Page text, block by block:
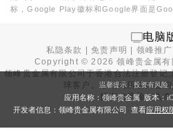
标，Google Play徽标和Google界面是
电脑
私隐条款 |免责声明 领峰推广
Copyright ©2026 领峰贵金属
领峰贵金属有限公司于香港合法注册登记,
球客户。本站内所有内容
投资有风险，入
温馨提示：投资有风险
应用名称：领峰贵金属 版本：
开发者信息：领峰贵金属有限公司 查看应用权